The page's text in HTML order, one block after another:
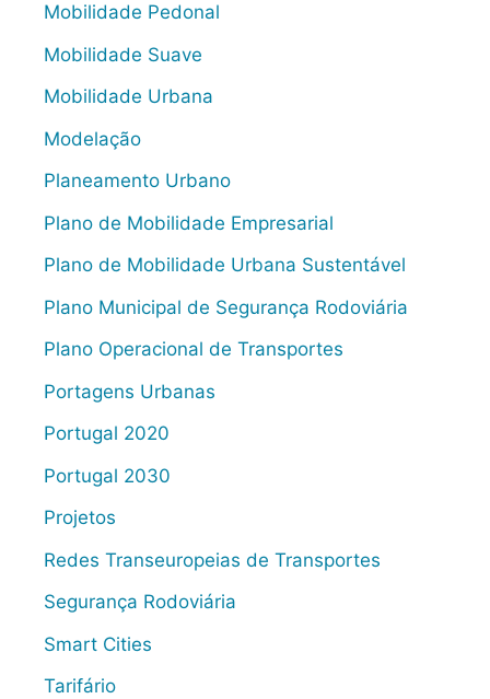
Mobilidade Pedonal
Mobilidade Suave
Mobilidade Urbana
Modelação
Planeamento Urbano
Plano de Mobilidade Empresarial
Plano de Mobilidade Urbana Sustentável
Plano Municipal de Segurança Rodoviária
Plano Operacional de Transportes
Portagens Urbanas
Portugal 2020
Portugal 2030
Projetos
Redes Transeuropeias de Transportes
Segurança Rodoviária
Smart Cities
Tarifário